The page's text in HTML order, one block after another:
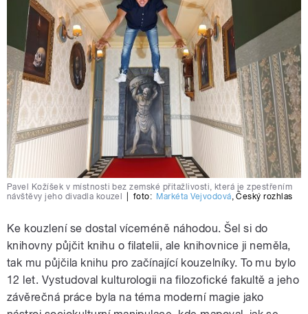
Pavel Kožíšek v místnosti bez zemské přitažlivosti, která je zpestřením
návštěvy jeho divadla kouzel
foto: Markéta Vejvodová,Český rozhlas
Ke kouzlení se dostal víceméně náhodou. Šel si do
knihovny půjčit knihu o filatelii, ale knihovnice ji neměla,
tak mu půjčila knihu pro začínající kouzelníky. To mu bylo
12 let. Vystudoval kulturologii na filozofické fakultě a jeho
závěrečná práce byla na téma moderní magie jako